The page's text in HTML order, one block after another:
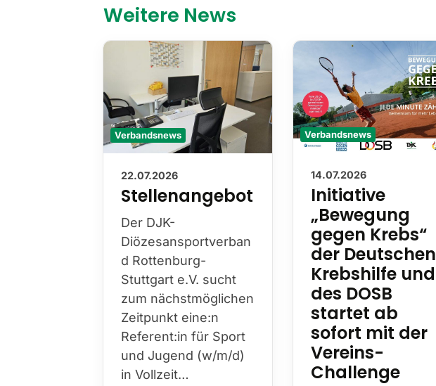
Weitere News
Verbandsnews
22.07.2026
Stellenangebot
Der DJK-
Diözesansportverban
d Rottenburg-
Stuttgart e.V. sucht
zum nächstmöglichen
Zeitpunkt eine:n
Referent:in für Sport
und Jugend (w/m/d)
in Vollzeit…
Verbandsnews
14.07.2026
Initiative
„Bewegung
gegen Krebs“
der Deutschen
Krebshilfe und
des DOSB
startet ab
sofort mit der
Vereins-
Challenge